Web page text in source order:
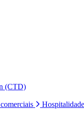
(CTD)
Hospitalidade